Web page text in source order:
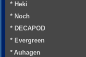
* Heki
* Noch
* DECAPOD
* Evergreen
* Auhagen